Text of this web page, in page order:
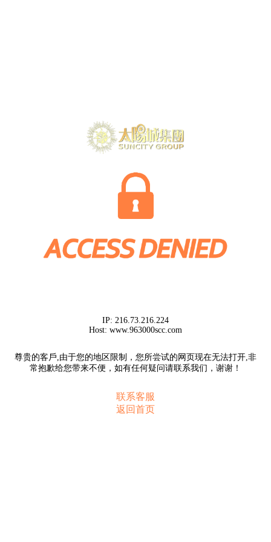
IP: 216.73.216.224
Host: www.963000scc.com
尊贵的客戶,由于您的地区限制，您所尝试的网页现在无法打开,非
常抱歉给您带来不便，如有任何疑问请联系我们，谢谢！
联系客服
返回首页